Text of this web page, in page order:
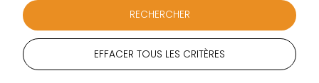
EFFACER TOUS LES CRITÈRES